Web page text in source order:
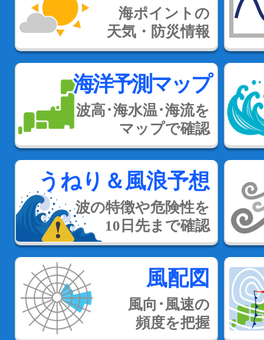
海ポイントの
天気・防災情報
海洋予測マップ
波高･海水温･海流を
マップで確認
うねり＆風浪予想
波の特徴や危険性を
10日先まで確認
風配図
風向･風速の
頻度を把握